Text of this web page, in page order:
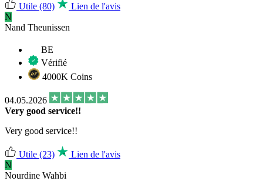
Utile (80)
Lien de l'avis
N
Nand Theunissen
BE
Vérifié
4000K Coins
04.05.2026
Very good service!!
Very good service!!
Utile (23)
Lien de l'avis
N
Nourdine Wahbi